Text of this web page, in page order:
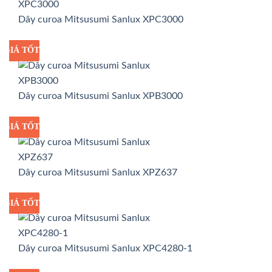
Dây curoa Mitsusumi Sanlux XPC3000
GIÁ SỈ
GIÁ TỐT
Dây curoa Mitsusumi Sanlux XPB3000
GIÁ SỈ
GIÁ TỐT
Dây curoa Mitsusumi Sanlux XPZ637
GIÁ SỈ
GIÁ TỐT
Dây curoa Mitsusumi Sanlux XPC4280-1